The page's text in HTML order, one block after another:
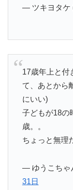
— ツキヨタケ
17歳年上と付
て、あとから
にいい)
子どもが18の
歳。。
ちょっと無理
— ゆうこちゃ
31日